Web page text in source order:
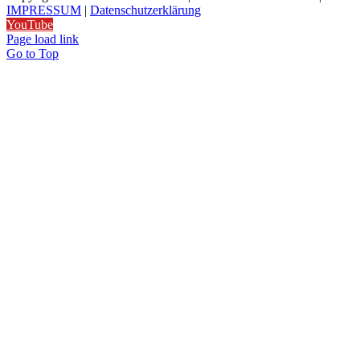
IMPRESSUM | Datenschutzerklärung
YouTube
Page load link
Go to Top